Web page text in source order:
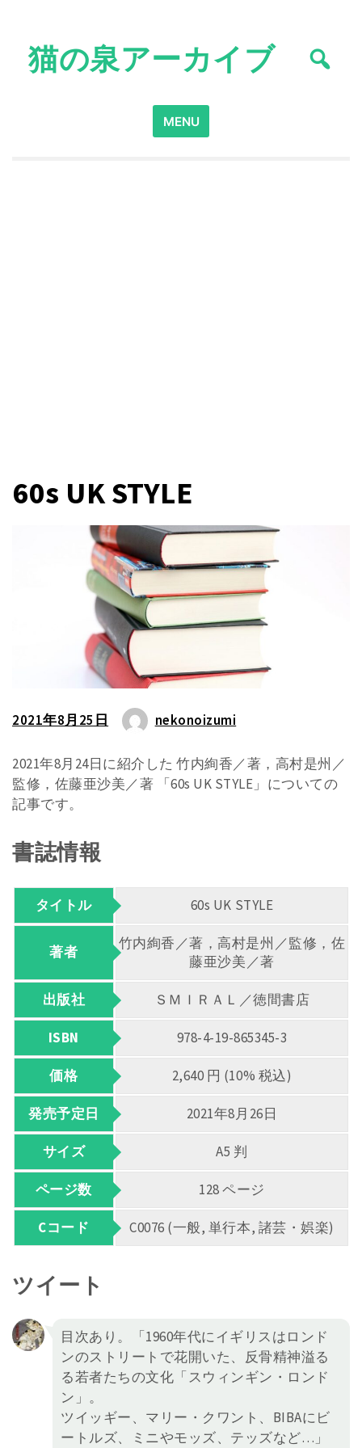
content猫の泉アーカイブ
Search
for:
MENU
60s UK STYLE
2021年8月25日 nekonoizumi
2021年8月24日に紹介した 竹内絢香／著，高村是州／
監修，佐藤亜沙美／著 「60s UK STYLE」についての
記事です。
書誌情報
タイトル 60s UK STYLE
著者
竹内絢香／著，高村是州／監修，佐
藤亜沙美／著
出版社 ＳＭＩＲＡＬ／徳間書店
ISBN 978-4-19-865345-3
価格 2,640 円 (10% 税込)
発売予定日 2021年8月26日
サイズ A5 判
ページ数 128 ページ
Cコード C0076 (一般, 単行本, 諸芸・娯楽)
ツイート
目次あり。「1960年代にイギリスはロンド
ンのストリートで花開いた、反骨精神溢る
る若者たちの文化「スウィンギン・ロンド
ン」。
ツイッギー、マリー・クワント、BIBAにビ
ートルズ、ミニやモッズ、テッズなど…」